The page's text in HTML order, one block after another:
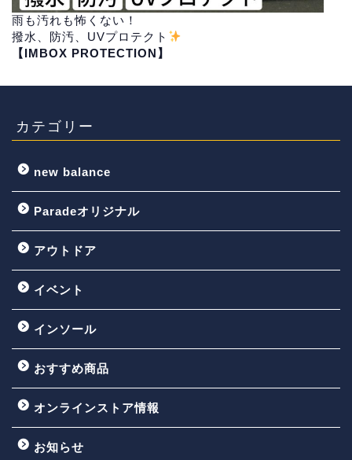
雨も汚れも怖くない！
撥水、防汚、UVプロテクト
【IMBOX PROTECTION】
カテゴリー
new balance
Paradeオリジナル
アウトドア
イベント
インソール
おすすめ商品
オンラインストア情報
お知らせ